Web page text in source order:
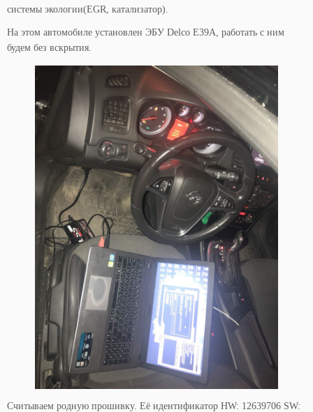
системы экологии(EGR, катализатор).
На этом автомобиле установлен ЭБУ Delco E39A, работать с ним
будем без вскрытия.
Считываем родную прошивку. Её идентификатор HW: 12639706 SW: